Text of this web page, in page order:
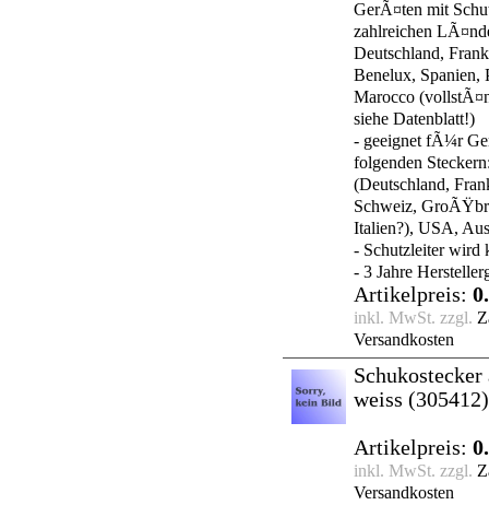
GerÃ¤ten mit
zahlreichen
Deutschland,
Benelux, Spanien,
Marocco
siehe Datenblatt!)
- geeignet fÃ¼r
folgenden
(Deutschland,
Schweiz,
Italien?), USA,
- Schutzleiter wird
- 3 Jahre
Artikelpreis:
inkl. MwSt. zzgl.
Versandkosten
weiss (305412)
Artikelpreis:
inkl. MwSt. zzgl.
Versandkosten